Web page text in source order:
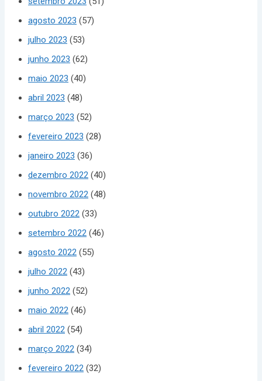
agosto 2023 (57)
julho 2023 (53)
junho 2023 (62)
maio 2023 (40)
abril 2023 (48)
março 2023 (52)
fevereiro 2023 (28)
janeiro 2023 (36)
dezembro 2022 (40)
novembro 2022 (48)
outubro 2022 (33)
setembro 2022 (46)
agosto 2022 (55)
julho 2022 (43)
junho 2022 (52)
maio 2022 (46)
abril 2022 (54)
março 2022 (34)
fevereiro 2022 (32)